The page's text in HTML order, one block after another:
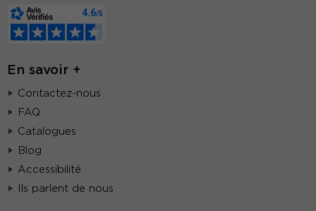
En savoir +
Contactez-nous
FAQ
Catalogues
Blog
Accessibilité
Ils parlent de nous